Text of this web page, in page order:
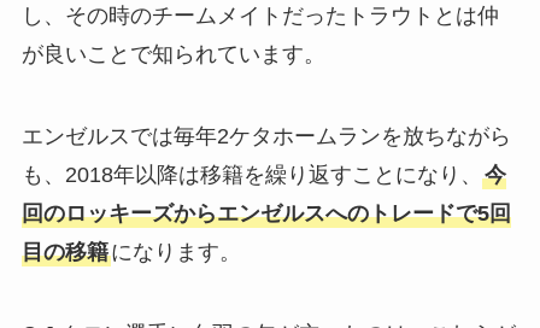
し、その時のチームメイトだったトラウトとは仲
が良いことで知られています。
エンゼルスでは毎年2ケタホームランを放ちながら
も、2018年以降は移籍を繰り返すことになり、 今
回のロッキーズからエンゼルスへのトレードで5回
目の移籍になります。